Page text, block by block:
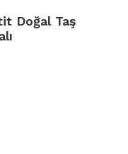
Doğal Taş